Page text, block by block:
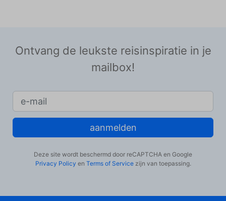
Ontvang de leukste reisinspiratie in je
mailbox!
aanmelden
Deze site wordt beschermd door reCAPTCHA en Google
Privacy Policy en Terms of Servicezijn van toepassing.